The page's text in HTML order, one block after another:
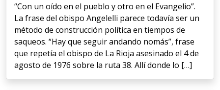
“Con un oído en el pueblo y otro en el Evangelio”.
La frase del obispo Angelelli parece todavía ser un
método de construcción política en tiempos de
saqueos. “Hay que seguir andando nomás”, frase
que repetía el obispo de La Rioja asesinado el 4 de
agosto de 1976 sobre la ruta 38. Allí donde lo […]